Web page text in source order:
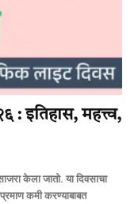
: इतिहास, महत्त्व,
केला जातो. या दिवसाचा
कमी करण्याबाबत